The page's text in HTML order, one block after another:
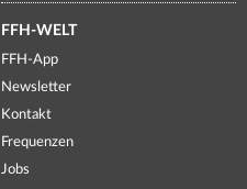
FFH-WELT
FFH-App
Newsletter
Kontakt
Frequenzen
Jobs